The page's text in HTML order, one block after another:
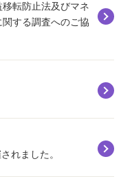
移転防止法及びマネ
する調査へのご協
れました。